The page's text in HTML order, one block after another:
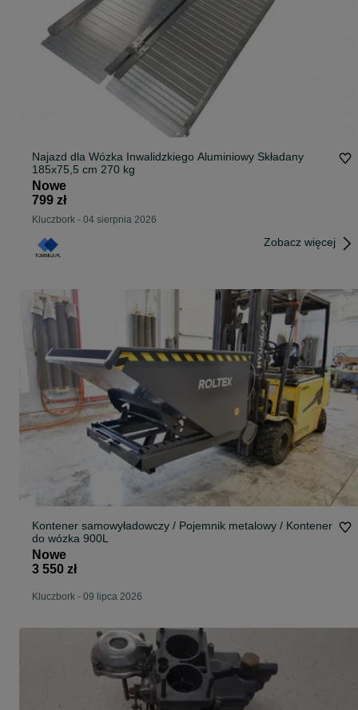
Najazd dla Wózka Inwalidzkiego Aluminiowy Składany
185x75,5 cm 270 kg
Nowe
799 zł
Kluczbork - 04 sierpnia 2026
Zobacz więcej
Kontener samowyładowczy / Pojemnik metalowy / Kontener
do wózka 900L
Nowe
3 550 zł
Kluczbork - 09 lipca 2026